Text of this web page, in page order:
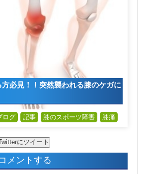
必見！！突然襲われる膝のケガに
ログ 記事 膝のスポーツ障害 膝痛
メントする